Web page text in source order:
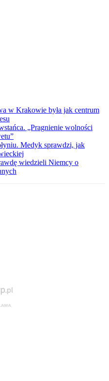
w Krakowie była jak centrum
„Pragnienie wolności
Medyk sprawdzi, jak
wiedzieli Niemcy o